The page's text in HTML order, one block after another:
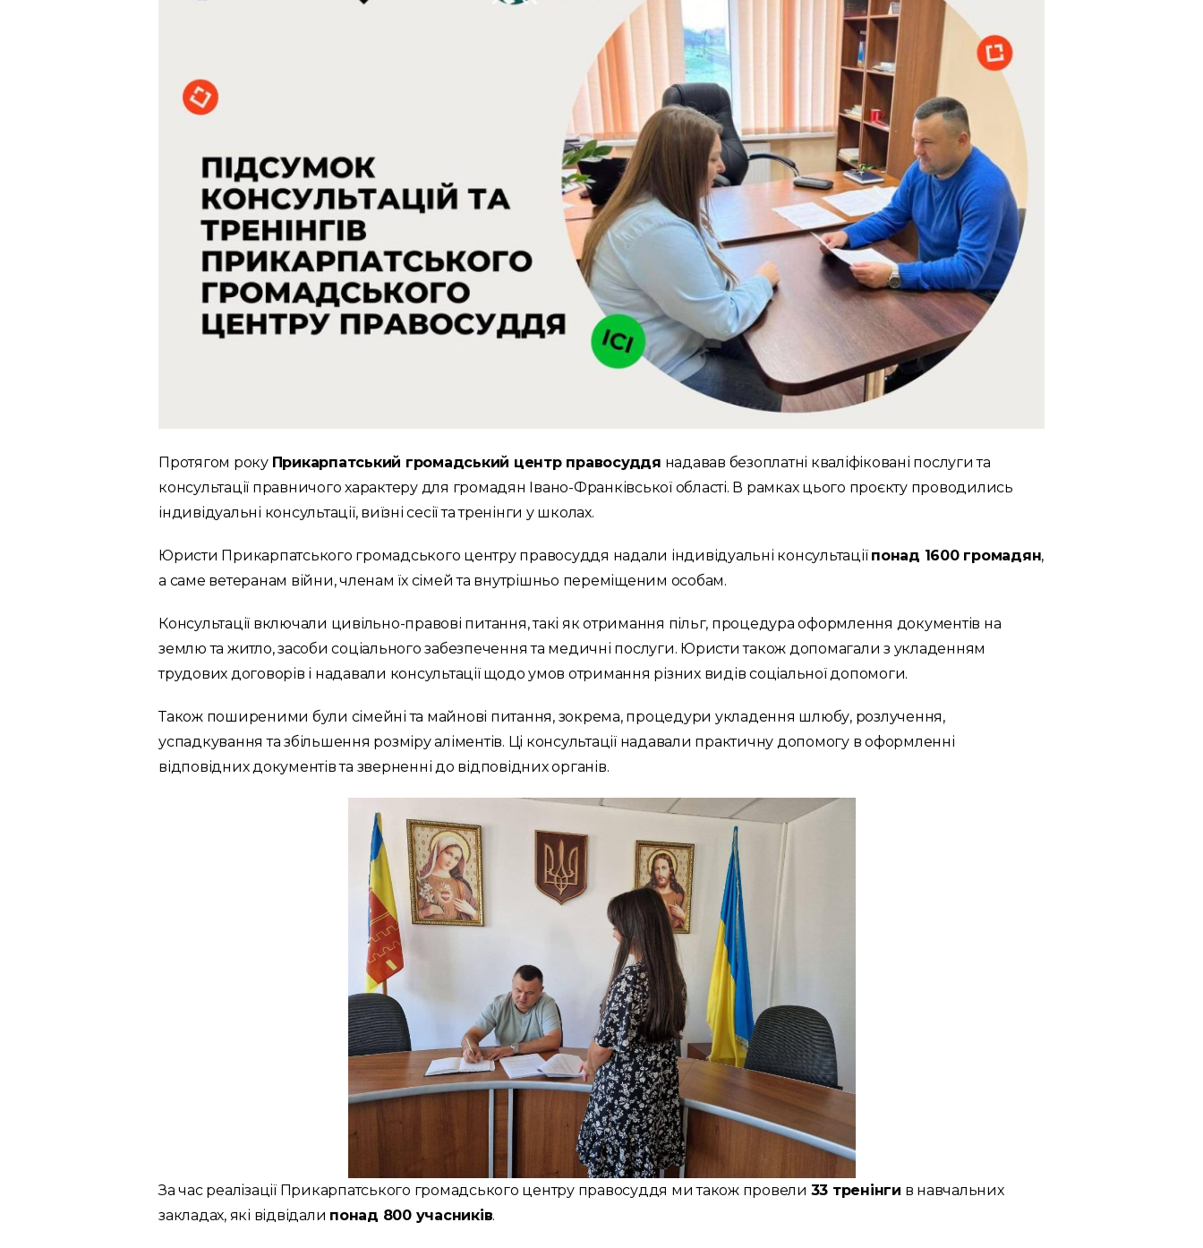
Протягом року Прикарпатський громадський центр правосуддя надавав безоплатні кваліфіковані послуги та
консультації правничого характеру для громадян Івано-Франківської області. В рамках цього проєкту проводились
індивідуальні консультації, виїзні сесії та тренінги у школах.
Юристи Прикарпатського громадського центру правосуддя надали індивідуальні консультації понад 1600 громадян,
а саме ветеранам війни, членам їх сімей та внутрішньо переміщеним особам.
Консультації включали цивільно-правові питання, такі як отримання пільг, процедура оформлення документів на
землю та житло, засоби соціального забезпечення та медичні послуги. Юристи також допомагали з укладенням
трудових договорів і надавали консультації щодо умов отримання різних видів соціальної допомоги.
Також поширеними були сімейні та майнові питання, зокрема, процедури укладення шлюбу, розлучення,
успадкування та збільшення розміру аліментів. Ці консультації надавали практичну допомогу в оформленні
відповідних документів та зверненні до відповідних органів.
За час реалізації Прикарпатського громадського центру правосуддя ми також провели 33 тренінги в навчальних
закладах, які відвідали понад 800 учасників.